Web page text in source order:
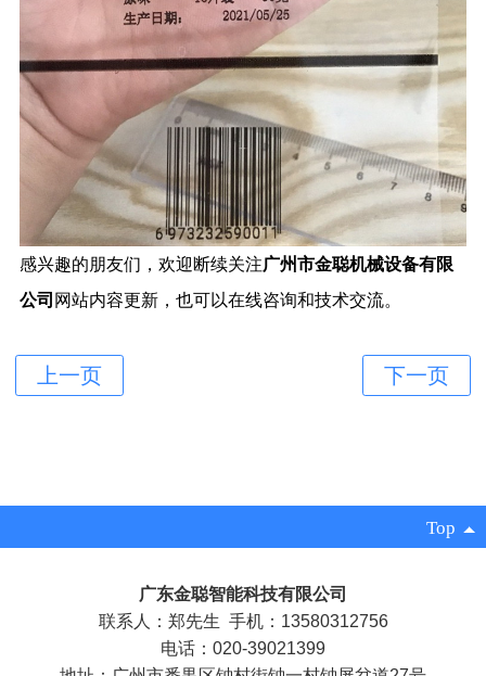
感兴趣的朋友们，欢迎断续关注广州市金聪机械设备有限
公司 网站内容更新，也可以在线咨询和技术交流。
Top
广东金聪智能科技有限公司
联系人：郑先生 手机：13580312756
电话：020-39021399